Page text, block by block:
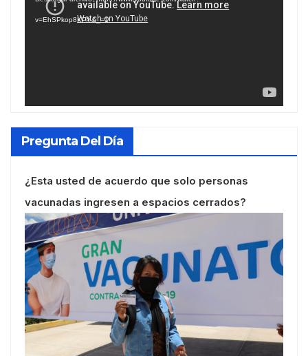
vídeo
v=EhSPkop8KPY&_=1
Pregunta Del Día
¿Esta usted de acuerdo que solo personas
vacunadas ingresen a espacios cerrados?